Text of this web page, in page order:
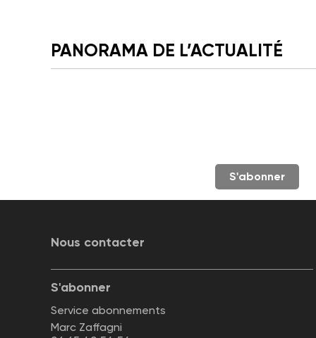
PANORAMA DE L’ACTUALITÉ
S'abonner
Nous contacter
S'abonner
Service abonnements
Marc Zaffagni